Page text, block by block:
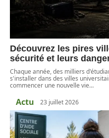
Découvrez les pires
sécurité et leurs
Chaque année, des milliers
s'installer dans des villes
commencer une nouvelle vie…
Actu 23 juillet 2026